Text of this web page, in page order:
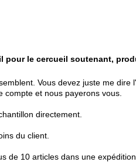
pour le cercueil soutenant,
Vous devez juste me
et nous payerons vous.
directement.
du client.
10 articles dans une